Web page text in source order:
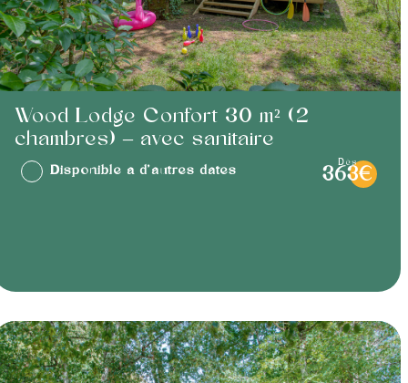
Wood Lodge Confort 30 m² (2
chambres) – avec sanitaire
Disponible à d'autres dates
dès
363€